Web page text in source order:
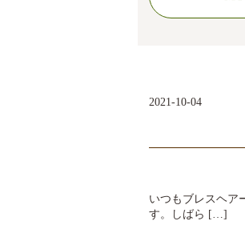
2021-10-04
いつもブレスヘア
す。しばら […]